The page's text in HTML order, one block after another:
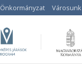
Önkormányzat Városunk